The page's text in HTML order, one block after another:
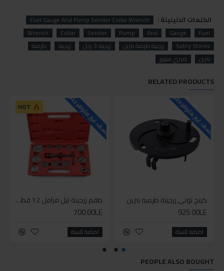
الكلمات الدليليلة :
Fuel Gauge And Pump Sender Collar Wrench
Fuel
Gauge
And
Pump
Sender
Collar
Wrench
Sabry Stores
زرجينة طرمبة بنزين زرجينة 3 رجل زرجينة
طرمبة
بنزين
صبري ستورز
RELATED PRODUCTS
للاسف غير متوفر حاليا
كينج توني زرجينة طرمبة بنزين
925.00LE
اضافة للسلة
HOT للاسف غير متوفر حاليا
طقم زرجينة تيل فرامل 12 قطعة
700.00LE
اضافة للسلة
PEOPLE ALSO BOUGHT